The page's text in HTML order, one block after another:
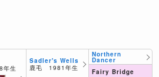
生
Sadler's Wells
鹿毛 1981年生
Northern
Dancer
Fairy Bridge